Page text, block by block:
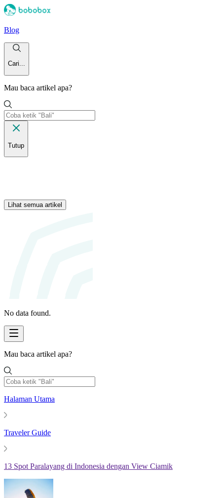
Blog
Cari...
Mau baca artikel apa?
Tutup
Lihat semua artikel
No data found.
Mau baca artikel apa?
Halaman Utama
Traveler Guide
13 Spot Paralayang di Indonesia dengan View Ciamik